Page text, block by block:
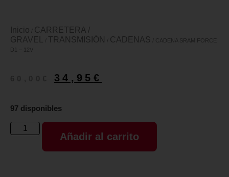
Inicio
CARRETERA /
GRAVEL
TRANSMISIÓN CADENAS / CADENA SRAM FORCE
D1 – 12V
34,95 €
97 disponibles
Añadir al carrito